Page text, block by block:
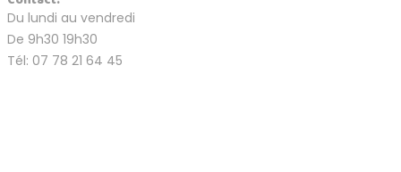
Du lundi au vendredi
De 9h30 19h30
Tél: 07 78 21 64 45